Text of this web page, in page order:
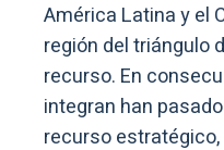
América Latina y el
región del triángulo
recurso. En
integran han
recurso